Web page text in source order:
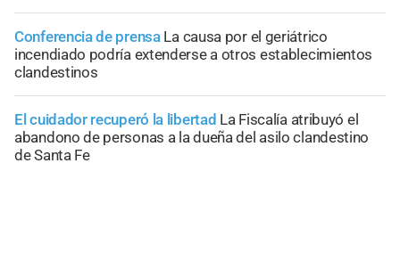
Conferencia de prensa La causa por el geriátrico
incendiado podría extenderse a otros establecimientos
clandestinos
El cuidador recuperó la libertad La Fiscalía atribuyó el
abandono de personas a la dueña del asilo clandestino
de Santa Fe